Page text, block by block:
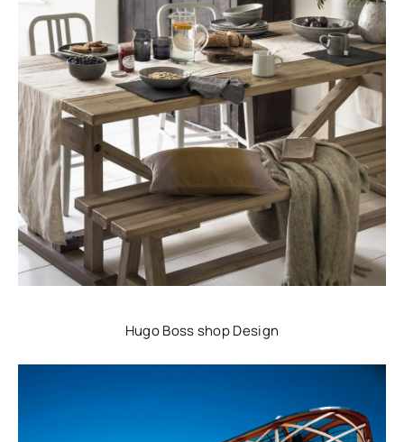
Hugo Boss shop Design